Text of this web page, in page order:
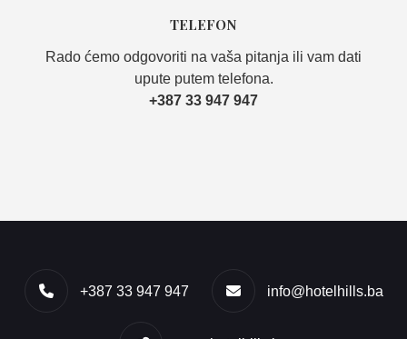
TELEFON
Rado ćemo odgovoriti na vaša pitanja ili vam dati
upute putem telefona.
+387 33 947 947
+387 33 947 947 info@hotelhills.ba